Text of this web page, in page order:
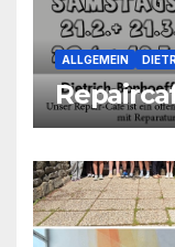
ALLGEMEIN